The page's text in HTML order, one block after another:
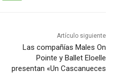
Artículo siguiente
Las compañías Males On
Pointe y Ballet Eloelle
presentan «Un Cascanueces